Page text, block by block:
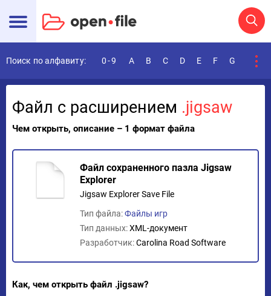
Поиск по алфавиту: 0-9 A B C D E F G
Файл с расширением .jigsaw
Чем открыть, описание – 1 формат файла
Файл сохраненного пазла Jigsaw
Explorer
Jigsaw Explorer Save File
Тип файла:Файлы игр
Тип данных:XML-документ
Разработчик:Carolina Road Software
Как, чем открыть файл .jigsaw?